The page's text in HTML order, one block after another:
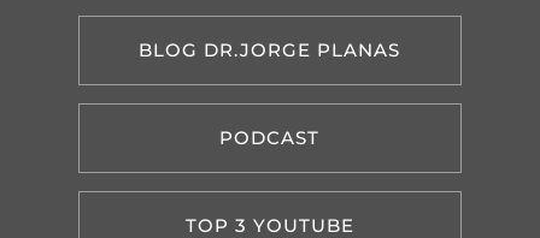
BLOG DR.JORGE PLANAS
PODCAST
TOP 3 YOUTUBE